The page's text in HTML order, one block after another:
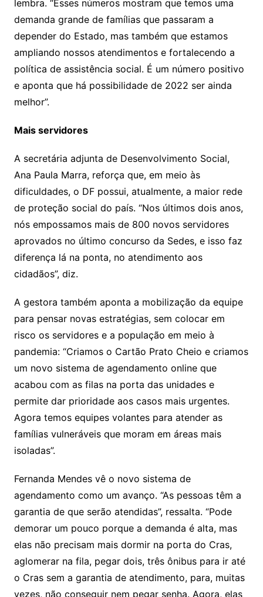
lembra. “Esses números mostram que temos uma
demanda grande de famílias que passaram a
depender do Estado, mas também que estamos
ampliando nossos atendimentos e fortalecendo a
política de assistência social. É um número positivo
e aponta que há possibilidade de 2022 ser ainda
melhor”.
Mais servidores
A secretária adjunta de Desenvolvimento Social,
Ana Paula Marra, reforça que, em meio às
dificuldades, o DF possui, atualmente, a maior rede
de proteção social do país. “Nos últimos dois anos,
nós empossamos mais de 800 novos servidores
aprovados no último concurso da Sedes, e isso faz
diferença lá na ponta, no atendimento aos
cidadãos”, diz.
A gestora também aponta a mobilização da equipe
para pensar novas estratégias, sem colocar em
risco os servidores e a população em meio à
pandemia: “Criamos o Cartão Prato Cheio e criamos
um novo sistema de agendamento online que
acabou com as filas na porta das unidades e
permite dar prioridade aos casos mais urgentes.
Agora temos equipes volantes para atender as
famílias vulneráveis que moram em áreas mais
isoladas”.
Fernanda Mendes vê o novo sistema de
agendamento como um avanço. “As pessoas têm a
garantia de que serão atendidas”, ressalta. “Pode
demorar um pouco porque a demanda é alta, mas
elas não precisam mais dormir na porta do Cras,
aglomerar na fila, pegar dois, três ônibus para ir até
o Cras sem a garantia de atendimento, para, muitas
vezes, não conseguir nem pegar senha. Agora, elas